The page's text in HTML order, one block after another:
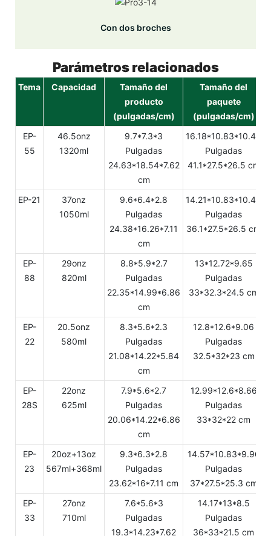
Con dos broches
Parámetros relacionados
Tema Capacidad
Tamaño del
producto
(pulgadas/cm)
Tamaño del
paquete
(pulgadas/cm)
EP-
55
46.5onz
1320ml
9.7*7.3*3
Pulgadas
24.63*18.54*7.62
cm
16.18*10.83*10.43
Pulgadas
41.1*27.5*26.5 cm
EP-21
37onz
1050ml
9.6*6.4*2.8
Pulgadas
24.38*16.26*7.11
cm
14.21*10.83*10.43
Pulgadas
36.1*27.5*26.5 cm
EP-
88
29onz
820ml
8.8*5.9*2.7
Pulgadas
22.35*14.99*6.86
cm
13*12.72*9.65
Pulgadas
33*32.3*24.5 cm
EP-
22
20.5onz
580ml
8.3*5.6*2.3
Pulgadas
21.08*14.22*5.84
cm
12.8*12.6*9.06
Pulgadas
32.5*32*23 cm
EP-
28S
22onz
625ml
7.9*5.6*2.7
Pulgadas
20.06*14.22*6.86
cm
12.99*12.6*8.66
Pulgadas
33*32*22 cm
EP-
23
20oz+13oz
567ml+368ml
9.3*6.3*2.8
Pulgadas
23.62*16*7.11 cm
14.57*10.83*9.96
Pulgadas
37*27.5*25.3 cm
EP-
33
27onz
710ml
7.6*5.6*3
Pulgadas
19.3*14.23*7.62
14.17*13*8.5
Pulgadas
36*33*21.5 cm